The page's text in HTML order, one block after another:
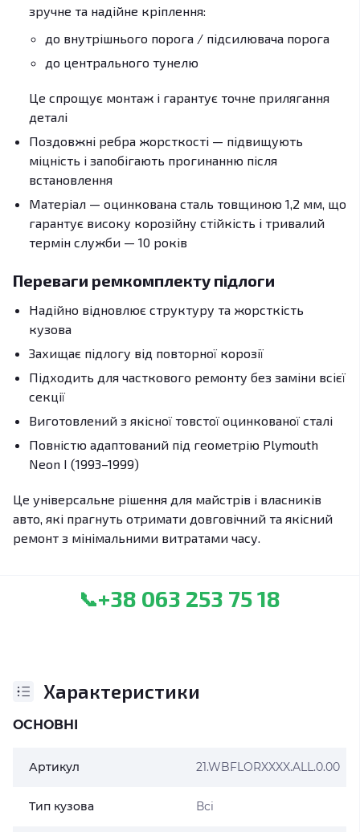
зручне та надійне кріплення:
до внутрішнього порога / підсилювача порога
до центрального тунелю
Це спрощує монтаж і гарантує точне прилягання
деталі
Поздовжні ребра жорсткості — підвищують
міцність і запобігають прогинанню після
встановлення
Матеріал — оцинкована сталь товщиною 1,2 мм, що
гарантує високу корозійну стійкість і тривалий
термін служби — 10 років
Переваги ремкомплекту підлоги
Надійно відновлює структуру та жорсткість
кузова
Захищає підлогу від повторної корозії
Підходить для часткового ремонту без заміни всієї
секції
Виготовлений з якісної товстої оцинкованої сталі
Повністю адаптований під геометрію Plymouth
Neon I (1993–1999)
Це універсальне рішення для майстрів і власників
авто, які прагнуть отримати довговічний та якісний
ремонт з мінімальними витратами часу.
📞+38 063 253 75 18
Характеристики
ОСНОВНІ
Артикул 21.WBFLORXXXX.ALL.0.00
Тип кузова Всі